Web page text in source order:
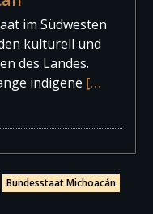
im Südwesten
kulturell und
des Landes.
indigene […
Bundesstaat Michoacán